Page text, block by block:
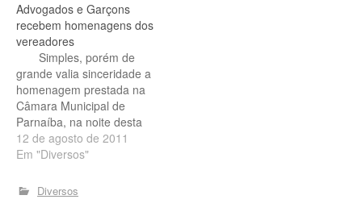
Advogados e Garçons
recebem homenagens dos
vereadores
Simples, porém de
grande valia sinceridade a
homenagem prestada na
Câmara Municipal de
Parnaíba, na noite desta
quinta feira, aos garçons e
advogados. A sessão
vereadora Neta Castelo
12 de agosto de 2011
Em "Diversos"
Diversos